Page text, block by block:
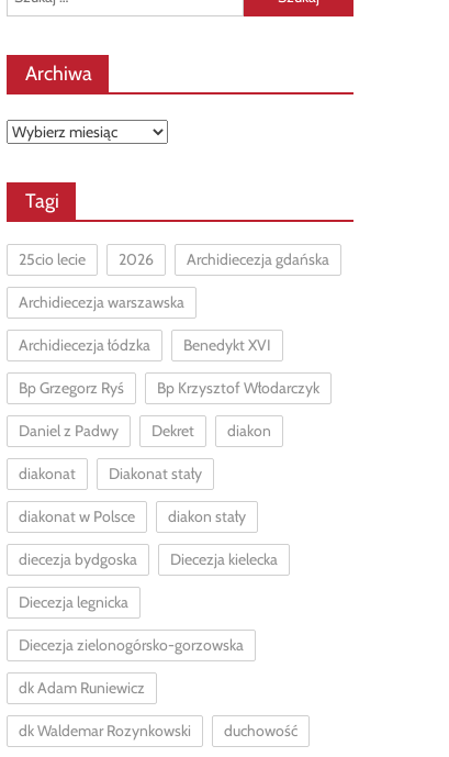
Archiwa
Archiwa
Tagi
25cio lecie 2026 Archidiecezja gdańska
Archidiecezja warszawska
Archidiecezja łódzka Benedykt XVI
Bp Grzegorz Ryś Bp Krzysztof Włodarczyk
Daniel z Padwy Dekret diakon
diakonat Diakonat stały
diakonat w Polsce diakon stały
diecezja bydgoska Diecezja kielecka
Diecezja legnicka
Diecezja zielonogórsko-gorzowska
dk Adam Runiewicz
dk Waldemar Rozynkowski duchowość